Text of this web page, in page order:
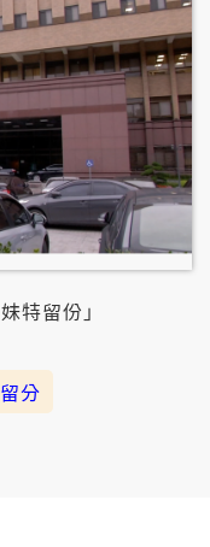
特留份」
分